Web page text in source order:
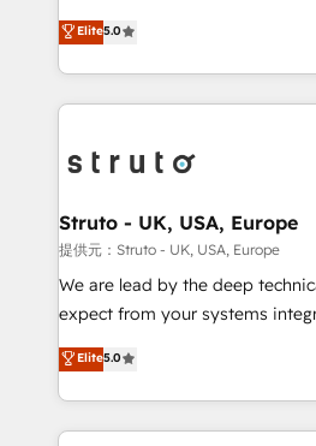
HubSpot with your business
Results: We’ve helped
Packages: Choose ongoing
solutions. We offer service
focus is on fine-tuning and
sales, and marketing
marketing agencies, we dive
operational aspects of your
functioning optimally. With our expertise in leading
wealth of knowledge and
Our strategies are tailored to
needs, ensuring a personalized
with your growth objectives.
Elite5.0
Struto - UK, USA, Europe
提供元：Struto - UK, USA, Europe
We are lead by the deep
expect from your systems
the agency services you'd
HubSpot Solutions Partner. As one of the UK's
longest-standing partners, we
maximising the value of the
Elite5.0